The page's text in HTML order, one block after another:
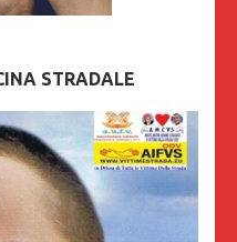
STRADALE